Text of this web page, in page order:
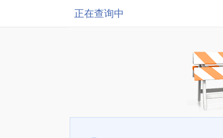
正在查询中